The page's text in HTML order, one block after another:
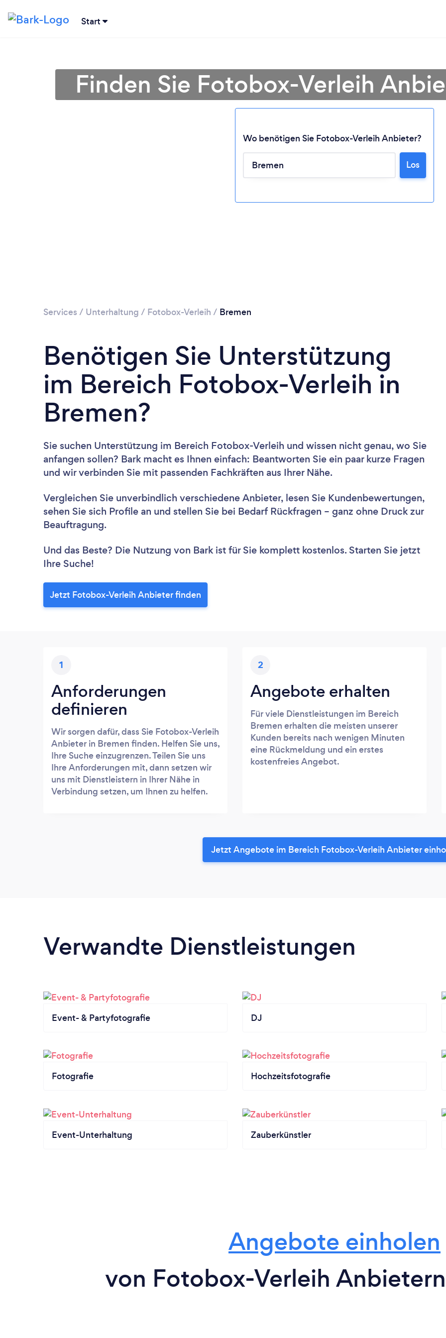
Start
Finden Sie Fotobox-Verleih
Wo benötigen Sie Fotobox-Verleih Anbieter?
Los
Services / Unterhaltung / Fotobox-Verleih / Bremen
Benötigen Sie Unterstützung
im Bereich Fotobox-Verleih in
Bremen?
Sie suchen Unterstützung im Bereich Fotobox-Verleih und wissen nicht genau, wo Sie
anfangen sollen? Bark macht es Ihnen einfach: Beantworten Sie ein paar kurze Fragen
und wir verbinden Sie mit passenden Fachkräften aus Ihrer Nähe.
Vergleichen Sie unverbindlich verschiedene Anbieter, lesen Sie Kundenbewertungen,
sehen Sie sich Profile an und stellen Sie bei Bedarf Rückfragen – ganz ohne Druck zur
Beauftragung.
Und das Beste? Die Nutzung von Bark ist für Sie komplett kostenlos. Starten Sie jetzt
Ihre Suche!
Jetzt Fotobox-Verleih Anbieter finden
1
Anforderungen
definieren
Wir sorgen dafür, dass Sie Fotobox-Verleih
Anbieter in Bremen finden. Helfen Sie uns,
Ihre Suche einzugrenzen. Teilen Sie uns
Ihre Anforderungen mit, dann setzen wir
uns mit Dienstleistern in Ihrer Nähe in
Verbindung setzen, um Ihnen zu helfen.
2
Angebote erhalten
Für viele Dienstleistungen im Bereich
Bremen erhalten die meisten unserer
Kunden bereits nach wenigen Minuten
eine Rückmeldung und ein erstes
kostenfreies Angebot.
Jetzt Angebote im Bereich Fotobox-Verleih Anbieter
Verwandte Dienstleistungen
Event- & Partyfotografie DJ
Fotografie Hochzeitsfotografie
Event-Unterhaltung Zauberkünstler
Angebote einholen
von Fotobox-Verleih